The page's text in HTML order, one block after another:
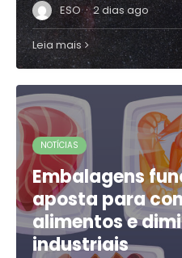
ESO · 2 dias ago
Leia mais
NOTÍCIAS
Embalagens
aposta para
alimentos e
industriais